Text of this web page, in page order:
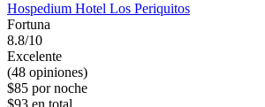
Hospedium Hotel Los Periquitos
Fortuna
8.8/10
Excelente
(48 opiniones)
$85 por noche